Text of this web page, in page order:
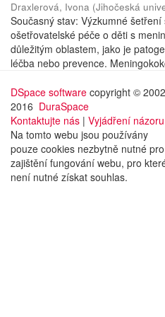
Draxlerová, Ivona (Jihočeská
Současný stav: Výzkumné
ošetřovatelské péče o děti s
důležitým oblastem, jako je
léčba nebo prevence.
DSpace software copyright ©
2016 DuraSpace
Kontaktujte nás | Vyjádření názoru
Na tomto webu jsou používány
pouze cookies nezbytně nutné pro
zajištění fungování webu, pro
není nutné získat souhlas.